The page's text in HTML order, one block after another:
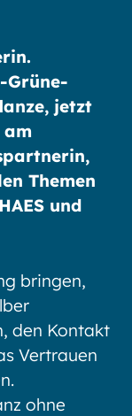
Grüne-
jetzt
am
Themen
und
bringen,
den Kontakt
Vertrauen
ohne